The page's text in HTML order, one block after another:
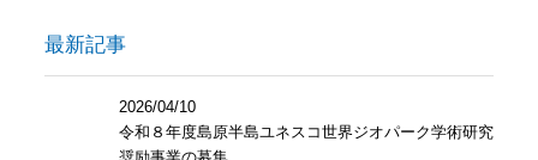
最新記事
2026/04/10
令和８年度島原半島ユネスコ世界ジオパーク学術研究